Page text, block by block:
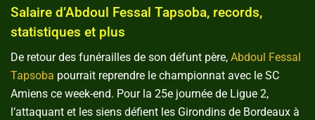
Salaire d’Abdoul Fessal Tapsoba, records,
statistiques et plus
De retour des funérailles de son défunt père, Abdoul Fessal
Tapsoba pourrait reprendre le championnat avec le SC
Amiens ce week-end. Pour la 25e journée de Ligue 2,
l’attaquant et les siens défient les Girondins de Bordeaux à